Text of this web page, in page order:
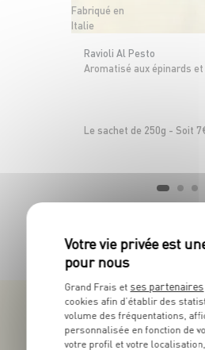
Fabriqué en
Italie
Ravioli Al Pesto
Aromatisé aux épinards
Le sachet de 250g - Soit
Grand Frais et ses partenaires
cookies afin d’établir des
volume des fréquentations,
personnalisée en fonction de
votre profil et votre